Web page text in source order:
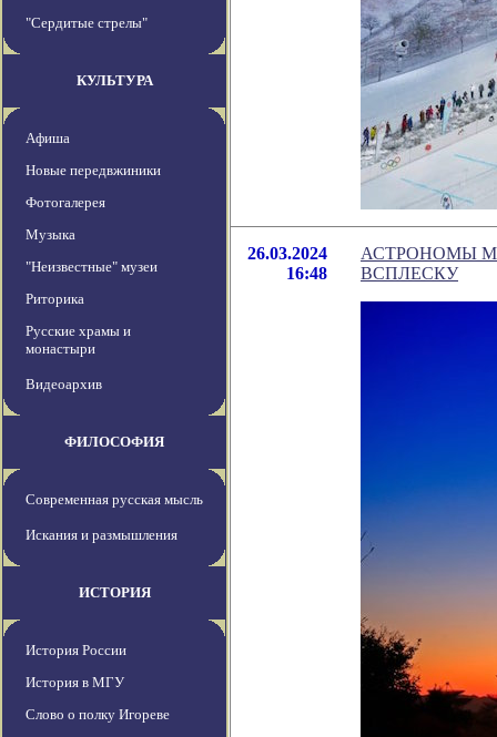
"Сердитые стрелы"
КУЛЬТУРА
Афиша
Новые передвжиники
Фотогалерея
Музыка
"Неизвестные" музеи
Риторика
Русские храмы и
монастыри
Видеоархив
ФИЛОСОФИЯ
Современная русская мысль
Искания и размышления
ИСТОРИЯ
История России
История в МГУ
Слово о полку Игореве
26.03.2024
16:48
АСТРОНОМЫ
ВСПЛЕСКУ